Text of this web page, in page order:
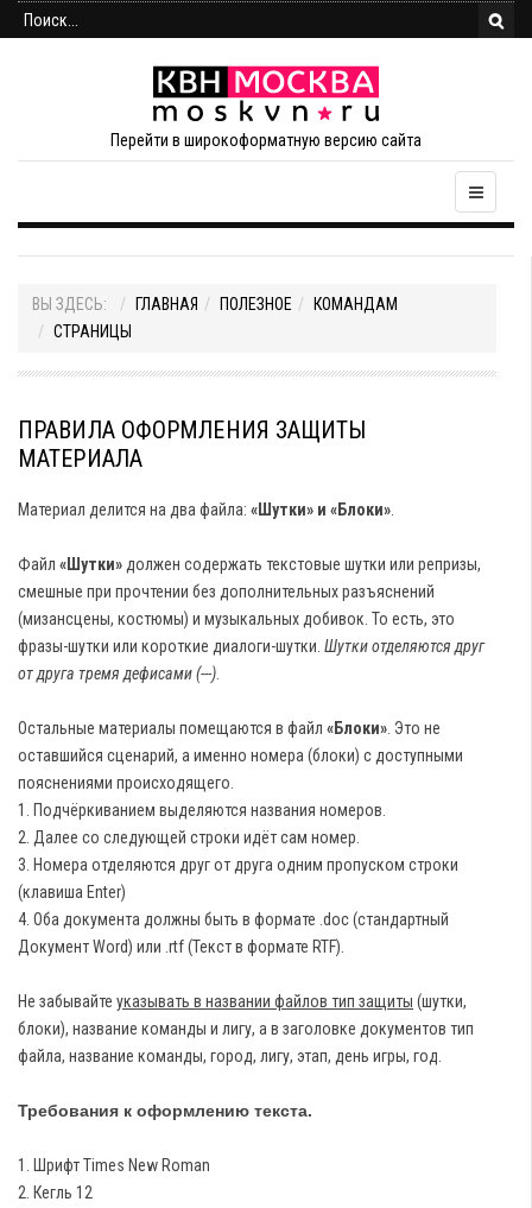
Перейти в широкоформатную версию сайта
ВЫ ЗДЕСЬ: ГЛАВНАЯ ПОЛЕЗНОЕ
КОМАНДАМ
СТРАНИЦЫ
ПРАВИЛА ОФОРМЛЕНИЯ ЗАЩИТЫ
МАТЕРИАЛА
Материал делится на два файла: «Шутки» и «Блоки»
Файл «Шутки» должен содержать текстовые шутки или репризы,
смешные при прочтении без дополнительных разъяснений
(мизансцены, костюмы) и музыкальных добивок. То есть, это
фразы-шутки или короткие диалоги-шутки. Шутки отделяются друг
от друга тремя дефисами (---)
Остальные материалы помещаются в файл «Блоки» . Это не
оставшийся сценарий, а именно номера (блоки) с доступными
пояснениями происходящего.
1. Подчёркиванием выделяются названия номеров.
2. Далее со следующей строки идёт сам номер.
3. Номера отделяются друг от друга одним пропуском строки
(клавиша Enter)
4. Оба документа должны быть в формате .doc (стандартный
Документ Word) или .rtf (Текст в формате RTF).
Не забывайте указывать в названии файлов тип защиты (шутки,
блоки), название команды и лигу, а в заголовке документов тип
файла, название команды, город, лигу, этап, день игры, год.
Требования к оформлению текста.
1. Шрифт Times New Roman
2. Кегль 12